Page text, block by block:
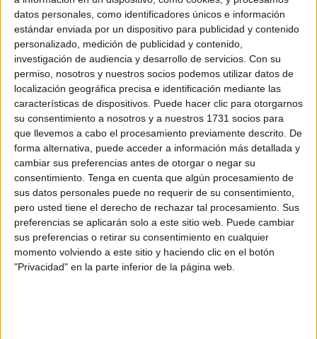
datos personales, como identificadores únicos e información
estándar enviada por un dispositivo para publicidad y contenido
personalizado, medición de publicidad y contenido,
investigación de audiencia y desarrollo de servicios. Con su
permiso, nosotros y nuestros socios podemos utilizar datos de
localización geográfica precisa e identificación mediante las
características de dispositivos. Puede hacer clic para otorgarnos
su consentimiento a nosotros y a nuestros 1731 socios para
que llevemos a cabo el procesamiento previamente descrito. De
forma alternativa, puede acceder a información más detallada y
cambiar sus preferencias antes de otorgar o negar su
consentimiento. Tenga en cuenta que algún procesamiento de
sus datos personales puede no requerir de su consentimiento,
pero usted tiene el derecho de rechazar tal procesamiento. Sus
preferencias se aplicarán solo a este sitio web. Puede cambiar
sus preferencias o retirar su consentimiento en cualquier
momento volviendo a este sitio y haciendo clic en el botón
"Privacidad" en la parte inferior de la página web.
fuertes protestas de ciudadanosdebido al deterioro de
los servicios sanitarios y la ausencia de médicos.
Para poner un poco en contexto, el máximo dirigente de la
Sanidad del país vecino llevaba a cabo esta visita con el
objetivo de examinar de cerca la situación sanitaria del
hospital y evaluar la calidad de los serviciosofrecidos,
especialmente después de recibir informes que señalan
“falta de recursos humanos y equipamiento médico, largas
esperas para exámenes e intervenciones quirúrgicas”,
además de problemas en la gestión de las urgencias,
explica el tabloide Rue20.
Altercados a la entrada
En este sentido, durante el inicio de su visita, Tahraoui ha